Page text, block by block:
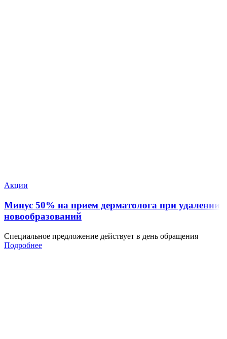
Акции
Минус 50% на прием дерматолога при удалении
новообразований
Специальное предложение действует в день обращения
Подробнее